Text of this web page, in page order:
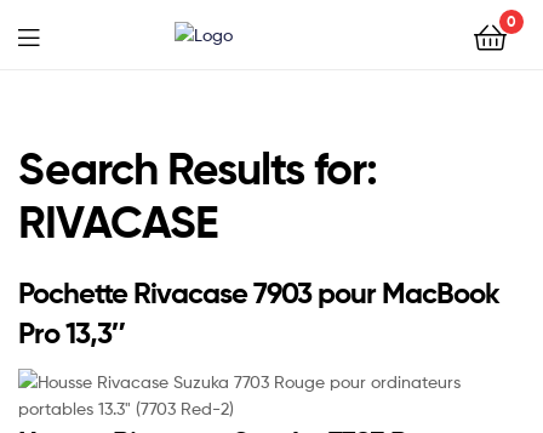
0
Search Results for:
RIVACASE
Pochette Rivacase 7903 pour MacBook
Pro 13,3″